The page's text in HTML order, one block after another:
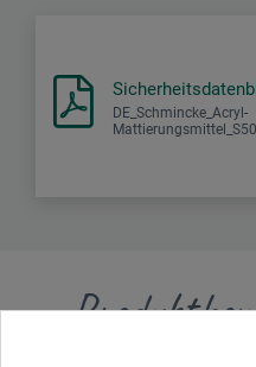
DE_Schmincke_Acryl-